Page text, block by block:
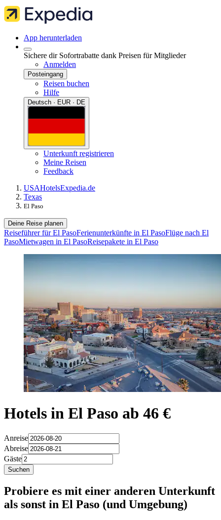
App herunterladen
Sichere dir Sofortrabatte dank Preisen für Mitglieder
Anmelden
Posteingang
Reisen buchen
Hilfe
Deutsch · EUR · DE
Unterkunft registrieren
Meine Reisen
Feedback
USAHotelsExpedia.de
Texas
El Paso
Deine Reise planen
Reiseführer für El PasoFerienunterkünfte in El PasoFlüge nach El
PasoMietwagen in El PasoReisepakete in El Paso
Hotels in El Paso ab 46 €
Anreise
Abreise
Gäste
Suchen
Probiere es mit einer anderen Unterkunft
als sonst in El Paso (und Umgebung)